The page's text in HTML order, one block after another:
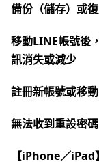
備份（儲存）或
移動LINE帳號後
訊消失或減少
註冊新帳號或移
無法收到重設密
【iPhone／